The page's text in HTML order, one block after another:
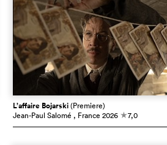
L’affaire Bojarski(Premiere)
Jean-Paul Salomé , France 2026 c7,0